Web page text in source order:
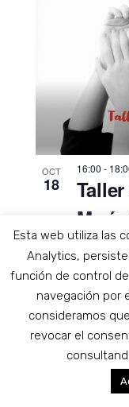
OCT
18
16:00 -
María
Esta web utiliza las
Analytics,
función de control
navegación por
consideramos
revocar el